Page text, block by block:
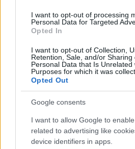
I want to opt-out of processing
Personal Data for Targeted
Opted In
I want to opt-out of Collection,
Retention, Sale, and/or Sharing
Personal Data that Is Unrelated
Purposes for which it was
Opted Out
Google consents
I want to allow Google to
related to advertising like
device identifiers in apps.
Karga) και Katee Sackhoff (Bo-
συμμετέχει ο Christopher Lloyd
The Mandalorian and
journey in Season 3 of
streaming February
pic.twitter.com/